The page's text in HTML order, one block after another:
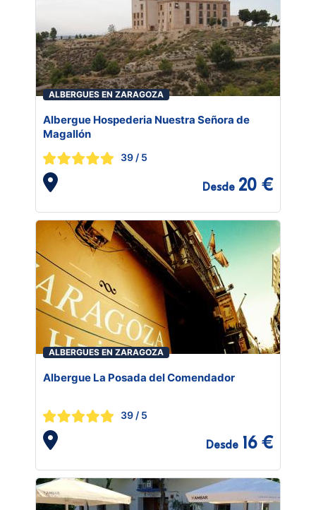
ALBERGUES EN ZARAGOZA
Albergue Hospederia Nuestra Señora de
Magallón
39 / 5
Desde 20 €
ALBERGUES EN ZARAGOZA
Albergue La Posada del Comendador
39 / 5
Desde 16 €